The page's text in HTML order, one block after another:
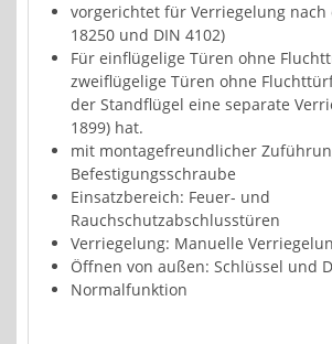
vorgerichtet für Verriegelung nach
18250 und DIN 4102)
Für einflügelige Türen ohne
zweiflügelige Türen ohne
der Standflügel eine separate
1899) hat.
mit montagefreundlicher
Befestigungsschraube
Einsatzbereich: Feuer- und
Rauchschutzabschlusstüren
Verriegelung: Manuelle
Öffnen von außen: Schlüssel und
Normalfunktion